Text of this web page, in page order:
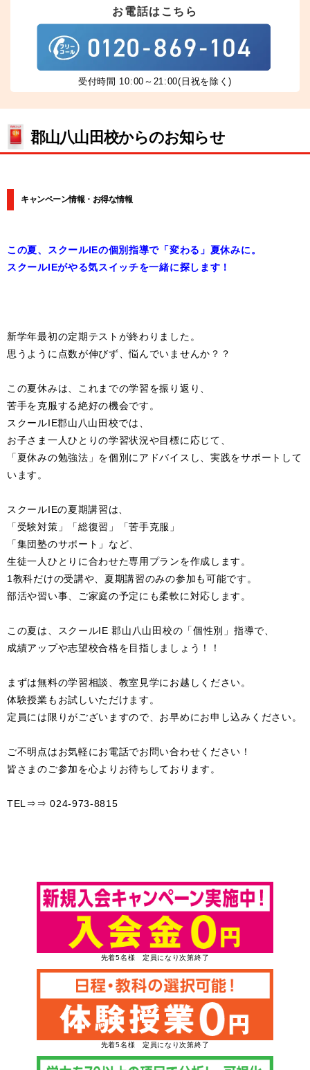
お電話はこちら
受付時間 10:00～21:00(日祝を除く)
郡山八山田校からのお知らせ
キャンペーン情報・お得な情報
この夏、スクールIEの個別指導で「変わる」夏休みに。
スクールIEがやる気スイッチを一緒に探します！
新学年最初の定期テストが終わりました。
思うように点数が伸びず、悩んでいませんか？？
この夏休みは、これまでの学習を振り返り、
苦手を克服する絶好の機会です。
スクールIE郡山八山田校では、
お子さま一人ひとりの学習状況や目標に応じて、
「夏休みの勉強法」を個別にアドバイスし、実践をサポートして
います。
スクールIEの夏期講習は、
「受験対策」「総復習」「苦手克服」
「集団塾のサポート」など、
生徒一人ひとりに合わせた専用プランを作成します。
1教科だけの受講や、夏期講習のみの参加も可能です。
部活や習い事、ご家庭の予定にも柔軟に対応します。
この夏は、スクールIE 郡山八山田校の「個性別」指導で、
成績アップや志望校合格を目指しましょう！！
まずは無料の学習相談、教室見学にお越しください。
体験授業もお試しいただけます。
定員には限りがございますので、お早めにお申し込みください。
ご不明点はお気軽にお電話でお問い合わせください！
皆さまのご参加を心よりお待ちしております。
TEL⇒⇒ 024-973-8815
先着5名様 定員になり次第終了
先着5名様 定員になり次第終了